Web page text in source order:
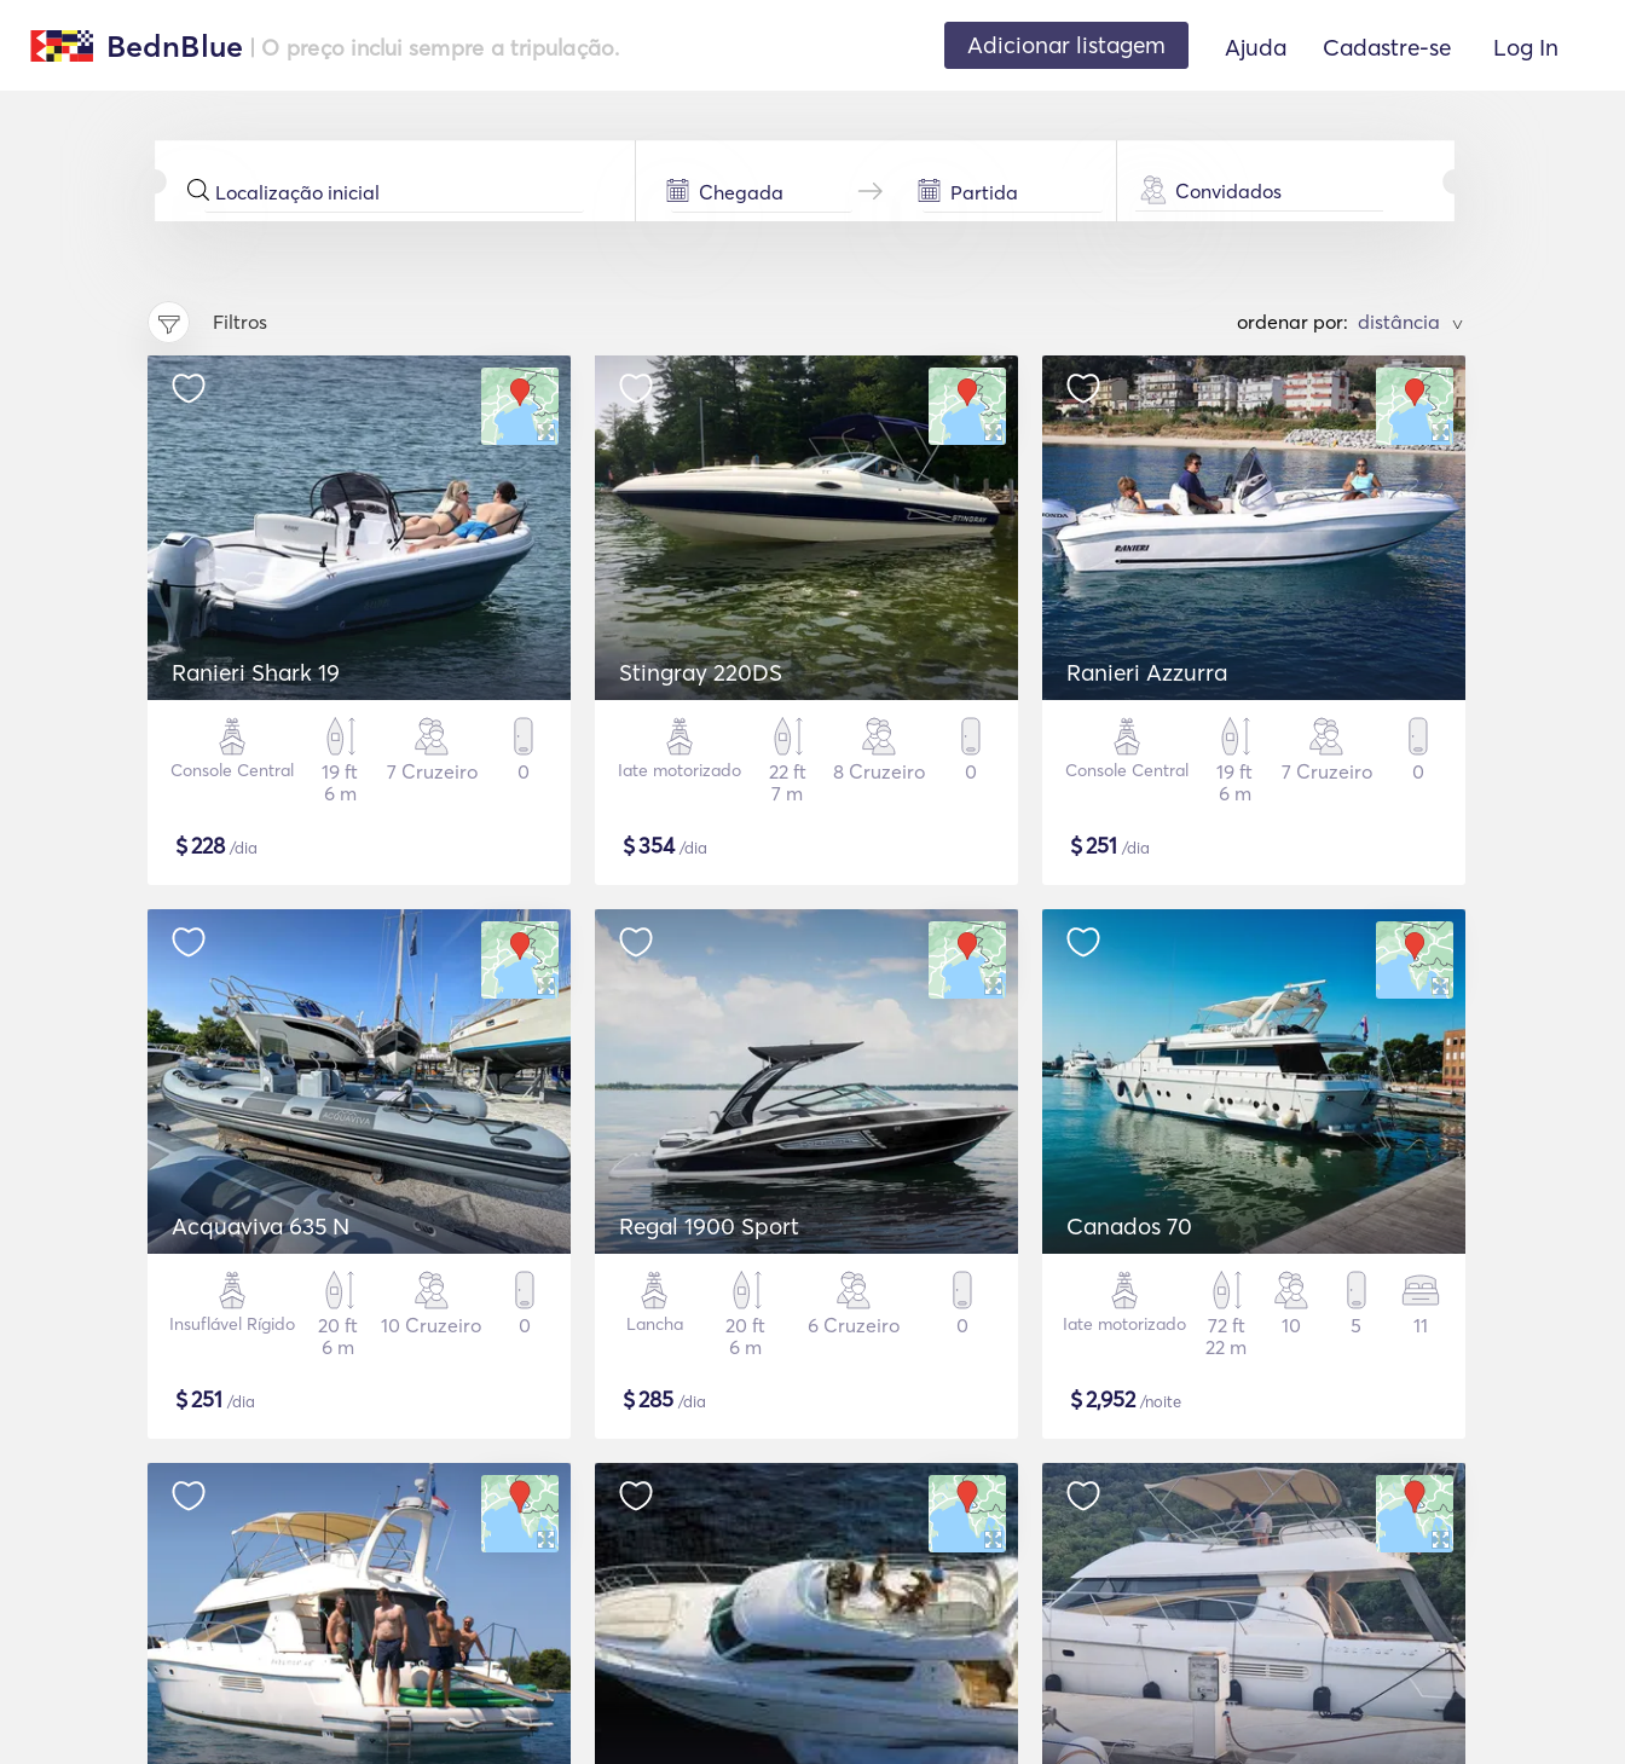
BednBlue | O preço inclui sempre a tripulação. Adicionar listagem Ajuda Cadastre-se Log In
Convidados
Filtros ordenar por: >
Ranieri Shark 19
Console Central
19 ft
6 m
7 Cruzeiro 0
$228/dia
Stingray 220DS
Iate motorizado
22 ft
7 m
8 Cruzeiro 0
$354/dia
Ranieri Azzurra
Console Central
19 ft
6 m
7 Cruzeiro 0
$251 /dia
Acquaviva 635 N
Insuflável Rígido
20 ft
6 m
10 Cruzeiro 0
$251 /dia
Regal 1900 Sport
Lancha
20 ft
6 m
6 Cruzeiro 0
$285 /dia
Canados 70
Iate motorizado
72 ft
22 m
10 5 11
$2,952/noite